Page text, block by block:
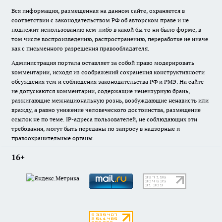
Вся информация, размещенная на данном сайте, охраняется в
соответствии с законодательством РФ об авторском праве и не
подлежит использованию кем-либо в какой бы то ни было форме, в
том числе воспроизведению, распространению, переработке не иначе
как с письменного разрешения правообладателя.
Администрация портала оставляет за собой право модерировать
комментарии, исходя из соображений сохранения конструктивности
обсуждения тем и соблюдения законодательства РФ и РМЭ. На сайте
не допускаются комментарии, содержащие нецензурную брань,
разжигающие межнациональную рознь, возбуждающие ненависть или
вражду, а равно унижение человеческого достоинства, размещение
ссылок не по теме. IP-адреса пользователей, не соблюдающих эти
требования, могут быть переданы по запросу в надзорные и
правоохранительные органы.
16+